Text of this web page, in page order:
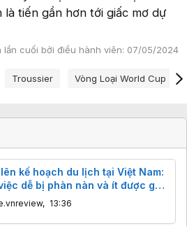
tiến gần hơn tới giấc mơ dự
lần cuối bởi điều hành viên: 07/05/2024
Troussier Vòng Loại World Cup
kế hoạch du lịch tại Việt Nam:
dễ bị phàn nàn và ít được ghi
sức nhất
, 13:36